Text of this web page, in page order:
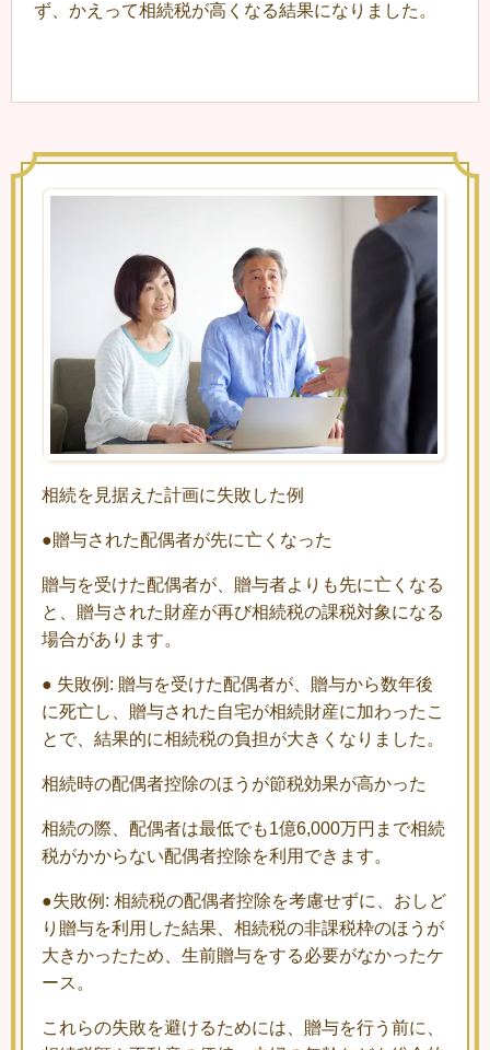
ず、かえって相続税が高くなる結果になりました。
相続を見据えた計画に失敗した例
●贈与された配偶者が先に亡くなった
贈与を受けた配偶者が、贈与者よりも先に亡くなる
と、贈与された財産が再び相続税の課税対象になる
場合があります。
● 失敗例: 贈与を受けた配偶者が、贈与から数年後
に死亡し、贈与された自宅が相続財産に加わったこ
とで、結果的に相続税の負担が大きくなりました。
相続時の配偶者控除のほうが節税効果が高かった
相続の際、配偶者は最低でも1億6,000万円まで相続
税がかからない配偶者控除を利用できます。
●失敗例: 相続税の配偶者控除を考慮せずに、おしど
り贈与を利用した結果、相続税の非課税枠のほうが
大きかったため、生前贈与をする必要がなかったケ
ース。
これらの失敗を避けるためには、贈与を行う前に、